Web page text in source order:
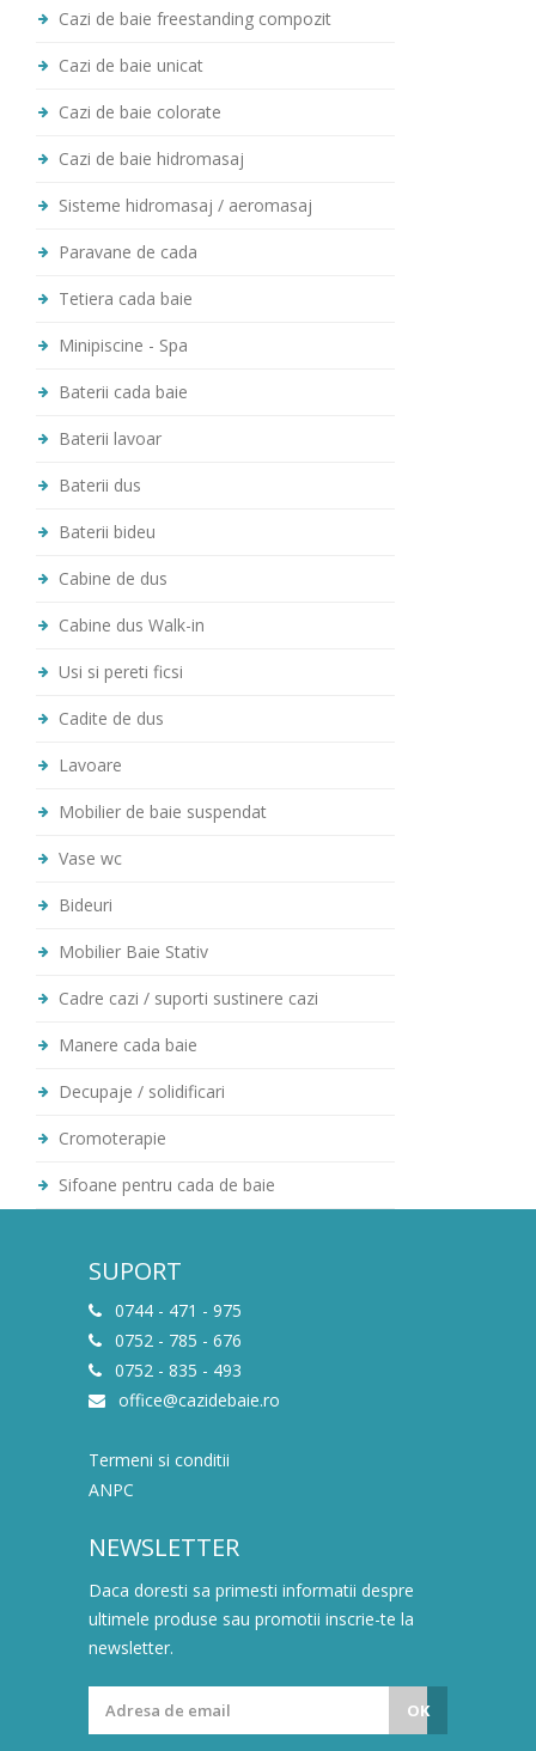
Cazi de baie freestanding compozit
Cazi de baie unicat
Cazi de baie colorate
Cazi de baie hidromasaj
Sisteme hidromasaj / aeromasaj
Paravane de cada
Tetiera cada baie
Minipiscine - Spa
Baterii cada baie
Baterii lavoar
Baterii dus
Baterii bideu
Cabine de dus
Cabine dus Walk-in
Usi si pereti ficsi
Cadite de dus
Lavoare
Mobilier de baie suspendat
Vase wc
Bideuri
Mobilier Baie Stativ
Cadre cazi / suporti sustinere cazi
Manere cada baie
Decupaje / solidificari
Cromoterapie
Sifoane pentru cada de baie
SUPORT
0744 - 471 - 975
0752 - 785 - 676
0752 - 835 - 493
office@cazidebaie.ro
Termeni si conditii
ANPC
NEWSLETTER
Daca doresti sa primesti informatii despre
ultimele produse sau promotii inscrie-te la
newsletter.
OK